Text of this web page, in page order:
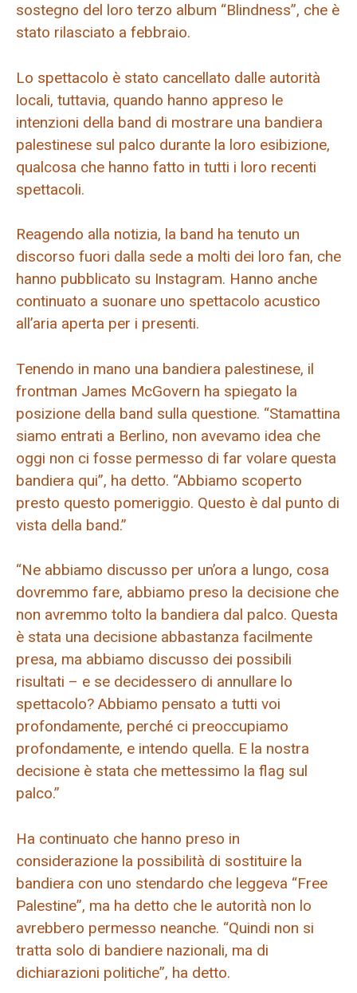
sostegno del loro terzo album “Blindness”, che è
stato rilasciato a febbraio.
Lo spettacolo è stato cancellato dalle autorità
locali, tuttavia, quando hanno appreso le
intenzioni della band di mostrare una bandiera
palestinese sul palco durante la loro esibizione,
qualcosa che hanno fatto in tutti i loro recenti
spettacoli.
Reagendo alla notizia, la band ha tenuto un
discorso fuori dalla sede a molti dei loro fan, che
hanno pubblicato su Instagram. Hanno anche
continuato a suonare uno spettacolo acustico
all’aria aperta per i presenti.
Tenendo in mano una bandiera palestinese, il
frontman James McGovern ha spiegato la
posizione della band sulla questione. “Stamattina
siamo entrati a Berlino, non avevamo idea che
oggi non ci fosse permesso di far volare questa
bandiera qui”, ha detto. “Abbiamo scoperto
presto questo pomeriggio. Questo è dal punto di
vista della band.”
“Ne abbiamo discusso per un’ora a lungo, cosa
dovremmo fare, abbiamo preso la decisione che
non avremmo tolto la bandiera dal palco. Questa
è stata una decisione abbastanza facilmente
presa, ma abbiamo discusso dei possibili
risultati – e se decidessero di annullare lo
spettacolo? Abbiamo pensato a tutti voi
profondamente, perché ci preoccupiamo
profondamente, e intendo quella. E la nostra
decisione è stata che mettessimo la flag sul
palco.”
Ha continuato che hanno preso in
considerazione la possibilità di sostituire la
bandiera con uno stendardo che leggeva “Free
Palestine”, ma ha detto che le autorità non lo
avrebbero permesso neanche. “Quindi non si
tratta solo di bandiere nazionali, ma di
dichiarazioni politiche”, ha detto.